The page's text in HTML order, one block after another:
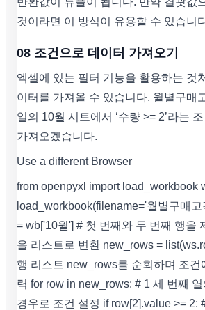
것이라면 이 방식이 유용할 수 있습니
08 조건으로 데이터 가져오기
엑셀에 있는 필터 기능을 활용하는 것
이터를 가져올 수 있습니다. 월별구매
일의 10월 시트에서 ‘수량 >= 2’라는
가져오겠습니다.
Use a different Browser
from openpyxl import load_workbook
load_workbook(filename='월별구매
= wb['10월'] # 첫 번째와 두 번째 행을
을 리스트로 변환 new_rows =
행 리스트 new_rows를 순회하며 조건
력 for row in new_rows: # 1 세 번째
경우로 조건 설정 if row[2].value >= 2: